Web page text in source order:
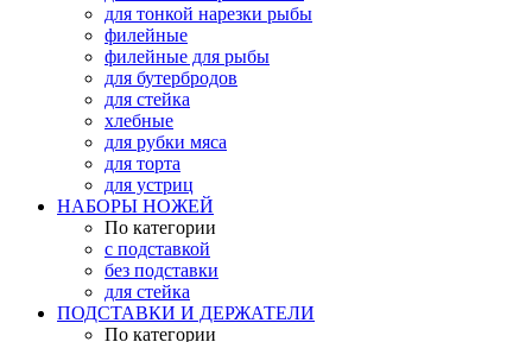
для тонкой нарезки рыбы
филейные
филейные для рыбы
для бутербродов
для стейка
хлебные
для рубки мяса
для торта
для устриц
НАБОРЫ НОЖЕЙ
По категории
с подставкой
без подставки
для стейка
ПОДСТАВКИ И ДЕРЖАТЕЛИ
По категории